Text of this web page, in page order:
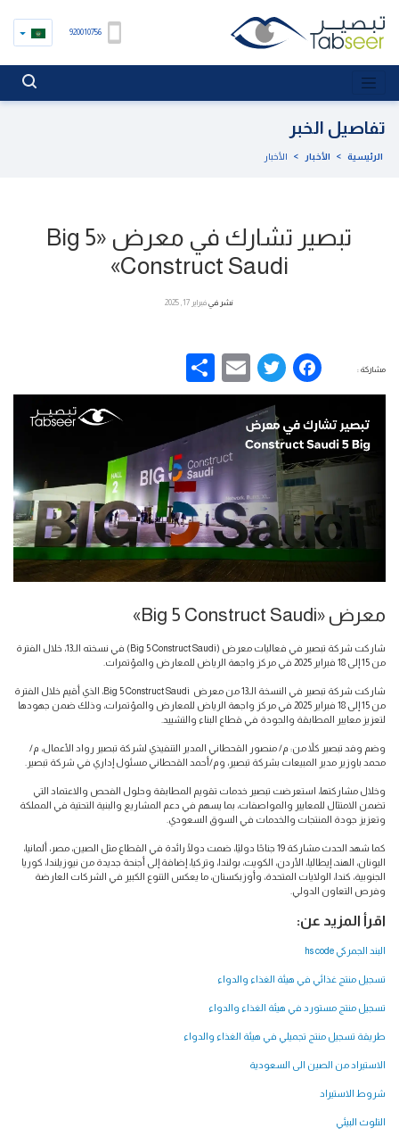
920010756
تفاصيل الخبر
الرئيسية > الأخبار > الأخبار
تبصير تشارك في معرض «Big 5
Construct Saudi»
نشر في فبراير 17, 2025
مشاركة : Facebook
Twitter
Email
Share
معرض «Big 5 Construct Saudi»
شاركت شركة تبصير في فعاليات معرض (Big 5 Construct Saudi) في نسخته الـ13، خلال الفترة
من 15 إلى 18 فبراير 2025 في مركز واجهة الرياض للمعارض والمؤتمرات.
شاركت شركة تبصير في النسخة الـ13 من معرض Big 5 Construct Saudi، الذي أقيم خلال الفترة
من 15 إلى 18 فبراير 2025 في مركز واجهة الرياض للمعارض والمؤتمرات، وذلك ضمن جهودها
لتعزيز معايير المطابقة والجودة في قطاع البناء والتشييد.
وضم وفد تبصير كلاً من: م/ منصور القحطاني المدير التنفيذي لشركة تبصير رواد الأعمال، م/
محمد باوزير مدير المبيعات بشركة تبصير، وم/أحمد القحطاني مسئول إداري في شركة تبصير.
وخلال مشاركتها، استعرضت تبصير خدمات تقويم المطابقة وحلول الفحص والاعتماد التي
تضمن الامتثال للمعايير والمواصفات، بما يسهم في دعم المشاريع والبنية التحتية في المملكة
وتعزيز جودة المنتجات والخدمات في السوق السعودي.
كما شهد الحدث مشاركة 19 جناحًا دوليًا، ضمت دولًا رائدة في القطاع مثل الصين، مصر، ألمانيا،
اليونان، الهند، إيطاليا، الأردن، الكويت، بولندا، وتركيا، إضافة إلى أجنحة جديدة من نيوزيلندا، كوريا
الجنوبية، كندا، الولايات المتحدة، وأوزبكستان، ما يعكس التنوع الكبير في الشركات العارضة
وفرص التعاون الدولي.
اقرأ المزيد عن:
البند الجمركي hs code
تسجيل منتج غذائي في هيئة الغذاء والدواء
تسجيل منتج مستورد في هيئة الغذاء والدواء
طريقة تسجيل منتج تجميلي في هيئة الغذاء والدواء
الاستيراد من الصين الى السعودية
شروط الاستيراد
التلوث البيئي